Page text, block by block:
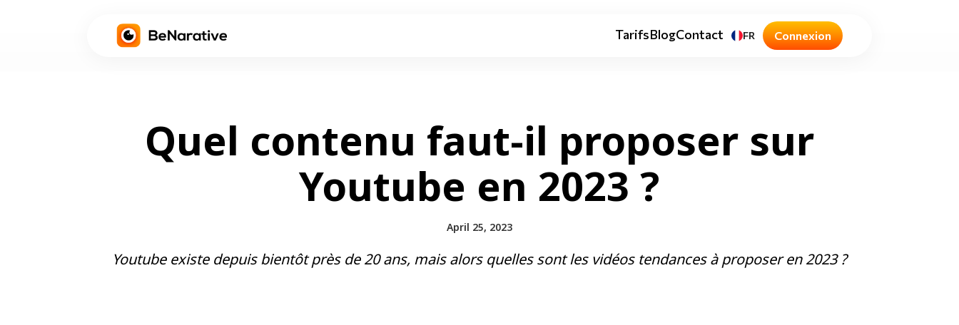
TarifsBlogContact FR Connexion
Quel contenu faut-il proposer sur
Youtube en 2023 ?
April 25, 2023
Youtube existe depuis bientôt près de 20 ans, mais alors quelles sont les vidéos tendances à proposer en 2023 ?